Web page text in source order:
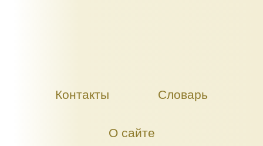
Контакты Словарь
О сайте